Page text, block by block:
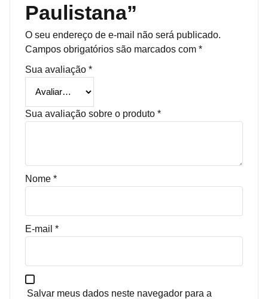
Paulistana”
O seu endereço de e-mail não será publicado.
Campos obrigatórios são marcados com *
Sua avaliação *
Sua avaliação sobre o produto *
Nome *
E-mail *
Salvar meus dados neste navegador para a